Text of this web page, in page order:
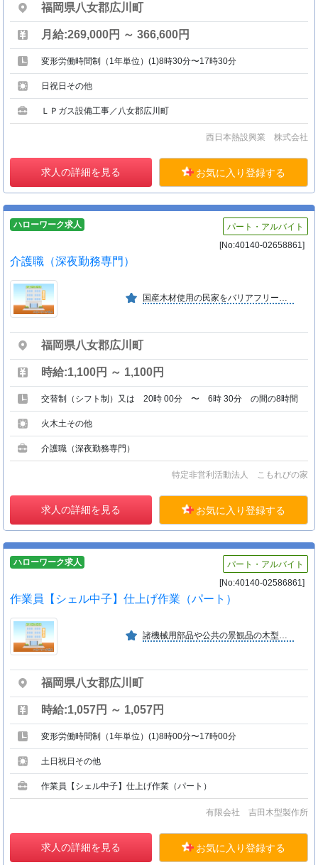
福岡県八女郡広川町
月給:269,000円 ～ 366,600円
変形労働時間制（1年単位）(1)8時30分〜17時30分
日祝日その他
ＬＰガス設備工事／八女郡広川町
西日本熱設興業 株式会社
求人の詳細を見る お気に入り登録する
ハローワーク求人
パート・アルバイト
[No:40140-02658861]
介護職（深夜勤務専門）
福岡県八女郡広川町
時給:1,100円 ～ 1,100円
交替制（シフト制）又は 20時 00分 〜 6時 30分 の間の8時間
火木土その他
介護職（深夜勤務専門）
特定非営利活動法人 こもれびの家
求人の詳細を見る お気に入り登録する
ハローワーク求人
パート・アルバイト
[No:40140-02586861]
作業員【シェル中子】仕上げ作業（パート）
福岡県八女郡広川町
時給:1,057円 ～ 1,057円
変形労働時間制（1年単位）(1)8時00分〜17時00分
土日祝日その他
作業員【シェル中子】仕上げ作業（パート）
有限会社 吉田木型製作所
求人の詳細を見る お気に入り登録する